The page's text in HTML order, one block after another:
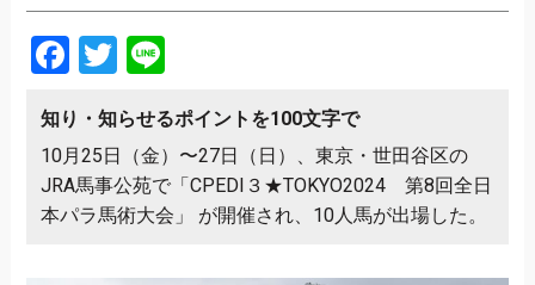
Facebook
Twitter
Line
知り・知らせるポイントを100文字で
10月25日（金）〜27日（日）、東京・世田谷区の
JRA馬事公苑で「CPEDI３★TOKYO2024 第8回全日
本パラ馬術大会」 が開催され、10人馬が出場した。